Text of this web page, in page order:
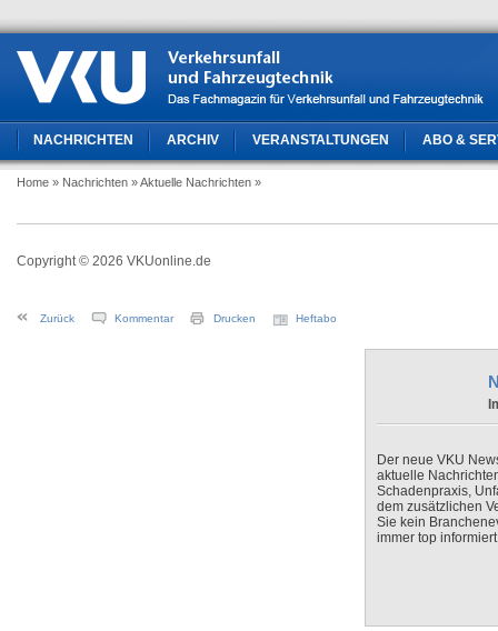
NACHRICHTEN ARCHIV VERANSTALTUNGEN ABO &
Home » Nachrichten » Aktuelle Nachrichten »
Copyright © 2026 VKUonline.de
Zurück Kommentar Drucken Heftabo
Der neue VKU
aktuelle
Schadenpraxis,
dem zusätzlichen
Sie kein
immer top